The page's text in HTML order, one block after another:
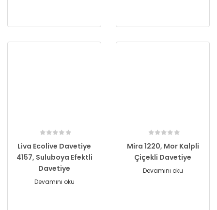
Liva Ecolive Davetiye
4157, Suluboya Efektli
Davetiye
Devamını oku
Mira 1220, Mor Kalpli
Çiçekli Davetiye
Devamını oku